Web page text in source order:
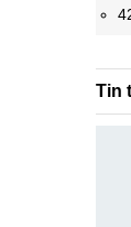
Tin